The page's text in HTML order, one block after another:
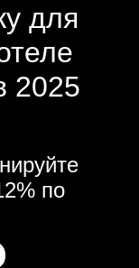
для
2025
по